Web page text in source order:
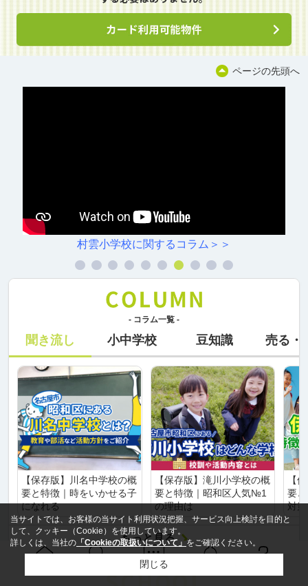
ページの先頭へ
村雲小学校に関するコラム＞＞
- コラム一覧 -
聞き流し 小中学校 豆知識 売る・
【保存版】川名中学校の概
要と特徴｜時をいかせる子
になれる
【保存版】滝川小学校の概
要と特徴｜昭和区人気№1
の理由は
【
要
対
もっと見る
問い合せ
当サイトでは、お客様の当サイト利用状況把握、サービス向上検討を目的と
して、クッキー（Cookie）を使用しています。
詳しくは、当社の 「Cookieの取扱いについて」をご確認ください。
閉じる